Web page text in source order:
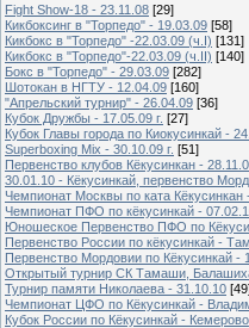
Fight Show-18 - 23.11.08 [29]
Кикбоксинг в "Торпедо" - 19.03.09 [58]
Кикбокс в "Торпедо" -22.03.09 (ч.I) [131]
Кикбокс в "Торпедо"-22.03.09 (ч.II) [140]
Бокс в "Торпедо" - 29.03.09 [282]
Шотокан в НГТУ - 12.04.09 [160]
"Апрельский турнир" - 26.04.09 [36]
Кубок Дружбы - 17.05.09 г. [27]
Кубок Главы города по Киокусинкай -
Superboxing Mix - 30.10.09 г. [51]
Первенство клубов Кёкусинкан -
30.01.10 - Кёкусинкай, первенство
Чемпионат Москвы по ката Кёкусинкан
Чемпионат ПФО по кёкусинкай -
Юношеское Первенство ПФО по
Первенство России по кёкусинкай -
Первенство Мордовии по Кёкусинкай -
Открытый турнир СК Тамаши,
Турнир памяти Николаева - 31.10.10
Чемпионат ЦФО по Кёкусинкай -
Кубок России по Кёкусинкай -